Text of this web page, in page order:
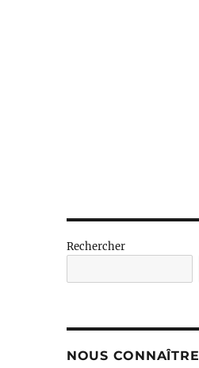
Rechercher
NOUS CONNAÎTRE